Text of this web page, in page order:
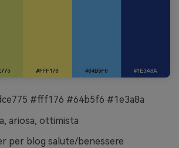
#fff176 #64b5f6 #1e3a8a
ariosa, ottimista
per blog salute/benessere